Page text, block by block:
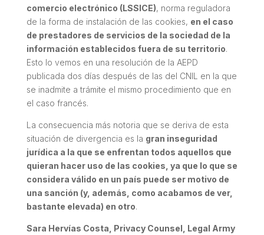
comercio electrónico (LSSICE), norma reguladora
de la forma de instalación de las cookies, en el caso
de prestadores de servicios de la sociedad de la
información establecidos fuera de su territorio.
Esto lo vemos en una resolución de la AEPD
publicada dos días después de las del CNIL en la que
se inadmite a trámite el mismo procedimiento que en
el caso francés.
La consecuencia más notoria que se deriva de esta
situación de divergencia es la gran inseguridad
jurídica a la que se enfrentan todos aquellos que
quieran hacer uso de las cookies, ya que lo que se
considera válido en un país puede ser motivo de
una sanción (y, además, como acabamos de ver,
bastante elevada) en otro.
Sara Hervías Costa, Privacy Counsel, Legal Army